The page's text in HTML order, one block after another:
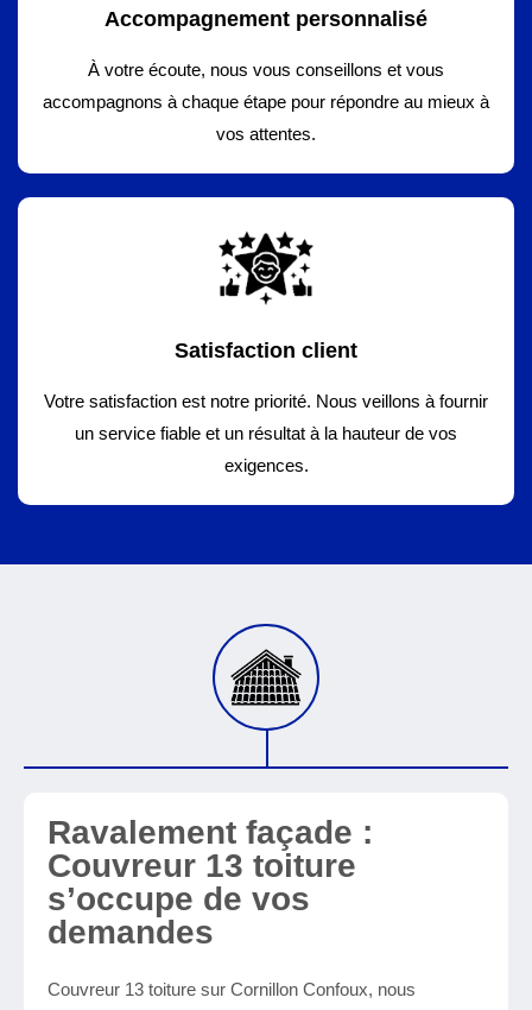
Accompagnement personnalisé
À votre écoute, nous vous conseillons et vous
accompagnons à chaque étape pour répondre au mieux à
vos attentes.
Satisfaction client
Votre satisfaction est notre priorité. Nous veillons à fournir
un service fiable et un résultat à la hauteur de vos
exigences.
Ravalement façade :
Couvreur 13 toiture
s’occupe de vos
demandes
Couvreur 13 toiture sur Cornillon Confoux, nous